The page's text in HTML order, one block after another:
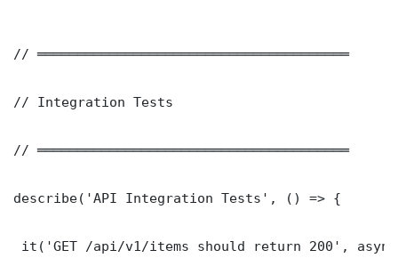
// ═══════════════════════════════════════
// Integration Tests
// ═══════════════════════════════════════
describe('API Integration Tests', () => {
it('GET /api/v1/items should return 200',